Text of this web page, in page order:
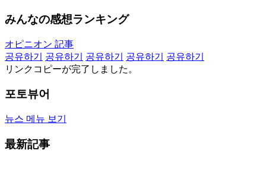
みんなの感想ランキング
オピニオン 記事
공유하기
공유하기 공유하기 공유하기
공유하기
リンクコピーが完了しました。
포토뷰어
뉴스 메뉴 보기
最新記事